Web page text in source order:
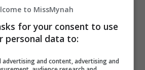
this post on Instagram
to MissMynah
for your consent to use
personal data to:
advertising and content, advertising and